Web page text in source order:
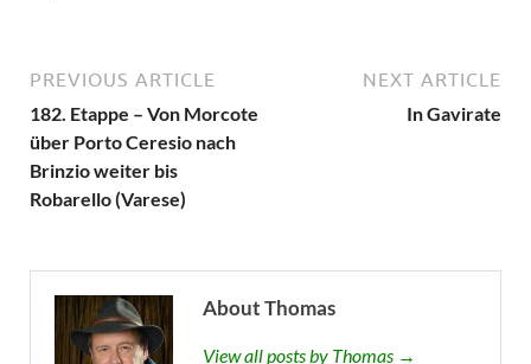
PREVIOUS ARTICLE
182. Etappe – Von Morcote
über Porto Ceresio nach
Brinzio weiter bis
Robarello (Varese)
NEXT ARTICLE
In Gavirate
About Thomas
View all posts by Thomas →